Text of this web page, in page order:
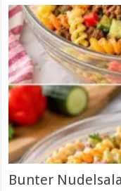
Bunter